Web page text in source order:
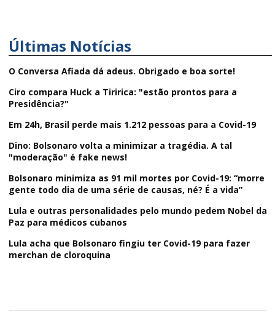
Últimas Notícias
O Conversa Afiada dá adeus. Obrigado e boa sorte!
Ciro compara Huck a Tiririca: "estão prontos para a
Presidência?"
Em 24h, Brasil perde mais 1.212 pessoas para a Covid-19
Dino: Bolsonaro volta a minimizar a tragédia. A tal
"moderação" é fake news!
Bolsonaro minimiza as 91 mil mortes por Covid-19: “morre
gente todo dia de uma série de causas, né? É a vida”
Lula e outras personalidades pelo mundo pedem Nobel da
Paz para médicos cubanos
Lula acha que Bolsonaro fingiu ter Covid-19 para fazer
merchan de cloroquina